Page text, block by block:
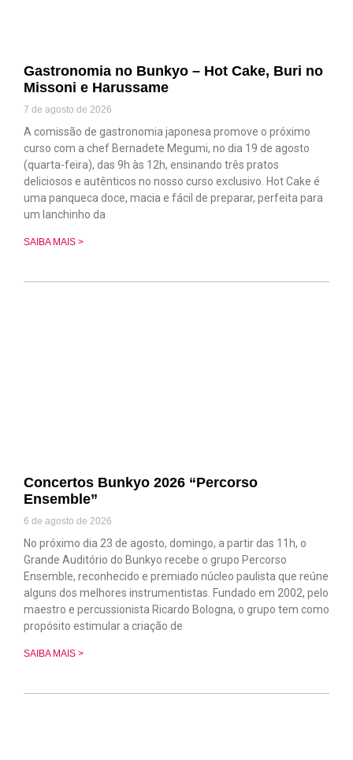
Gastronomia no Bunkyo – Hot Cake, Buri no
Missoni e Harussame
7 de agosto de 2026
A comissão de gastronomia japonesa promove o próximo
curso com a chef Bernadete Megumi, no dia 19 de agosto
(quarta-feira), das 9h às 12h, ensinando três pratos
deliciosos e autênticos no nosso curso exclusivo. Hot Cake é
uma panqueca doce, macia e fácil de preparar, perfeita para
um lanchinho da
SAIBA MAIS >
Concertos Bunkyo 2026 “Percorso
Ensemble”
6 de agosto de 2026
No próximo dia 23 de agosto, domingo, a partir das 11h, o
Grande Auditório do Bunkyo recebe o grupo Percorso
Ensemble, reconhecido e premiado núcleo paulista que reúne
alguns dos melhores instrumentistas. Fundado em 2002, pelo
maestro e percussionista Ricardo Bologna, o grupo tem como
propósito estimular a criação de
SAIBA MAIS >